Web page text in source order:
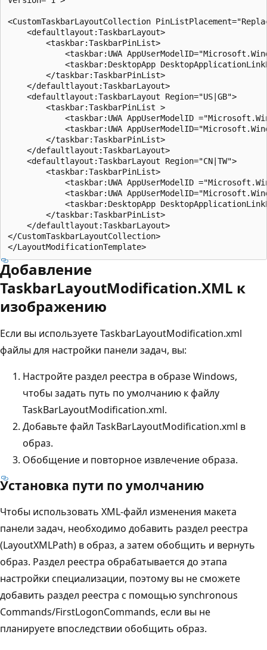
<CustomTaskbarLayoutCollection
    <defaultlayout:TaskbarLayout>
        <taskbar:TaskbarPinList>
<taskbar:UWA
<taskbar:DesktopApp
        </taskbar:TaskbarPinList>
    </defaultlayout:TaskbarLayout>
    <defaultlayout:TaskbarLayout Region="US|GB">
        <taskbar:TaskbarPinList >
<taskbar:UWA AppUserModelID
<taskbar:UWA
        </taskbar:TaskbarPinList>
    </defaultlayout:TaskbarLayout>
    <defaultlayout:TaskbarLayout Region="CN|TW">
        <taskbar:TaskbarPinList>
<taskbar:UWA AppUserModelID
<taskbar:UWA
<taskbar:DesktopApp
        </taskbar:TaskbarPinList>
    </defaultlayout:TaskbarLayout>
</CustomTaskbarLayoutCollection>
Добавление
TaskbarLayoutModification.XML к
изображению
Если вы используете TaskbarLayoutModification.xml
файлы для настройки панели задач, вы:
Настройте раздел реестра в образе Windows,
чтобы задать путь по умолчанию к файлу
TaskBarLayoutModification.xml.
Добавьте файл TaskBarLayoutModification.xml в
образ.
Обобщение и повторное извлечение образа.
Установка пути по умолчанию
Чтобы использовать XML-файл изменения макета
панели задач, необходимо добавить раздел реестра
(LayoutXMLPath) в образ, а затем обобщить и вернуть
образ. Раздел реестра обрабатывается до этапа
настройки специализации, поэтому вы не сможете
добавить раздел реестра с помощью synchronous
Commands/FirstLogonCommands, если вы не
планируете впоследствии обобщить образ.